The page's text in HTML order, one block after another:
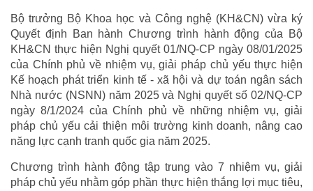
Bộ trưởng Bộ Khoa học và Công nghệ (KH&CN) vừa ký
Quyết định Ban hành Chương trình hành động của Bộ
KH&CN thực hiện Nghị quyết 01/NQ-CP ngày 08/01/2025
của Chính phủ về nhiệm vụ, giải pháp chủ yếu thực hiện
Kế hoạch phát triển kinh tế - xã hội và dự toán ngân sách
Nhà nước (NSNN) năm 2025 và Nghị quyết số 02/NQ-CP
ngày 8/1/2024 của Chính phủ về những nhiệm vụ, giải
pháp chủ yếu cải thiện môi trường kinh doanh, nâng cao
năng lực cạnh tranh quốc gia năm 2025.
Chương trình hành động tập trung vào 7 nhiệm vụ, giải
pháp chủ yếu nhằm góp phần thực hiện thắng lợi mục tiêu,